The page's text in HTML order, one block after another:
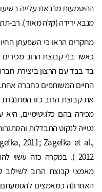
ההיטמעות מנבאת עלייה
מנבא ירידה (קלה מאוד). רב-
מחקרים הראו כי השפעתן
כאשר בני קבוצת הרוב
בד בבד עם הרצון ביצירת
החיים המשותפים כחברה
את קבוצת הרוב כזו המתנגדת
מכירה בהם כלגיטימיים, היא
2011; Zagefka et al.,
מאמצי קבוצת הרוב לשילוב
האחרונה כמאמצים